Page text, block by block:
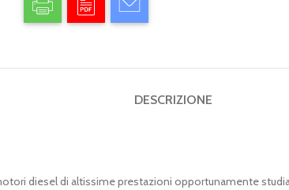
DESCRIZIONE
diesel di altissime prestazioni opportunamente